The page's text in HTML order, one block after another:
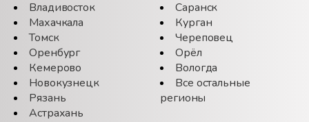
Владивосток
Махачкала
Томск
Оренбург
Кемерово
Новокузнецк
Рязань
Астрахань
Саранск
Курган
Череповец
Орёл
Вологда
Все остальные
регионы